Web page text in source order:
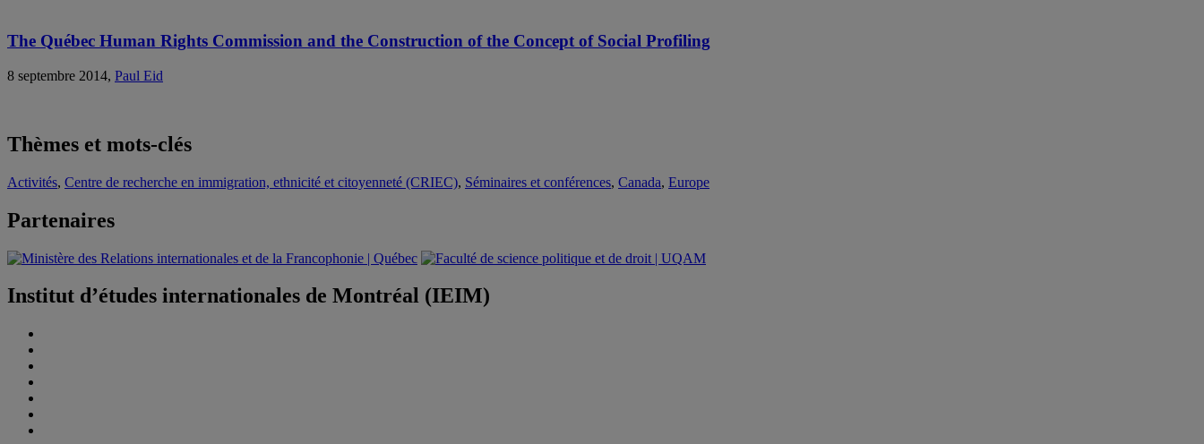
The Québec Human Rights Commission and the Construction of the Concept of Social Profiling
8 septembre 2014, Paul Eid
Thèmes et mots-clés
Activités, Centre de recherche en immigration, ethnicité et citoyenneté (CRIEC), Séminaires et conférences, Canada, Europe
Partenaires
Institut d’études internationales de Montréal (IEIM)